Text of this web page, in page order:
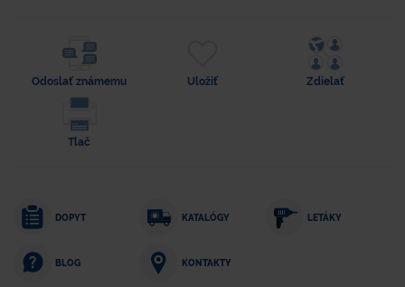
Odoslať známemu Uložiť Zdielať
Tlač
DOPYT KATALÓGY LETÁKY
BLOG KONTAKTY